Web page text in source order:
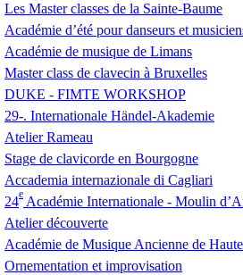
Les Master classes de la Sainte-Baume
Académie d’été pour danseurs et
Académie de musique de Limans
Master class de clavecin à Bruxelles
DUKE - FIMTE WORKSHOP
29-. Internationale Händel-Akademie
Atelier Rameau
Stage de clavicorde en Bourgogne
Accademia internazionale di Cagliari
24
e
Académie Internationale - Moulin
Atelier découverte
Académie de Musique Ancienne de
Ornementation et improvisation